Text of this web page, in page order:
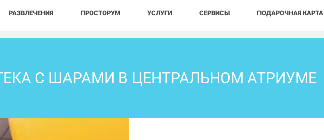
РАЗВЛЕЧЕНИЯ ПРОСТОРУМ УСЛУГИ СЕРВИСЫ ПОДАРОЧНАЯ КАРТА
С ШАРАМИ В ЦЕНТРАЛЬНОМ АТРИУМЕ